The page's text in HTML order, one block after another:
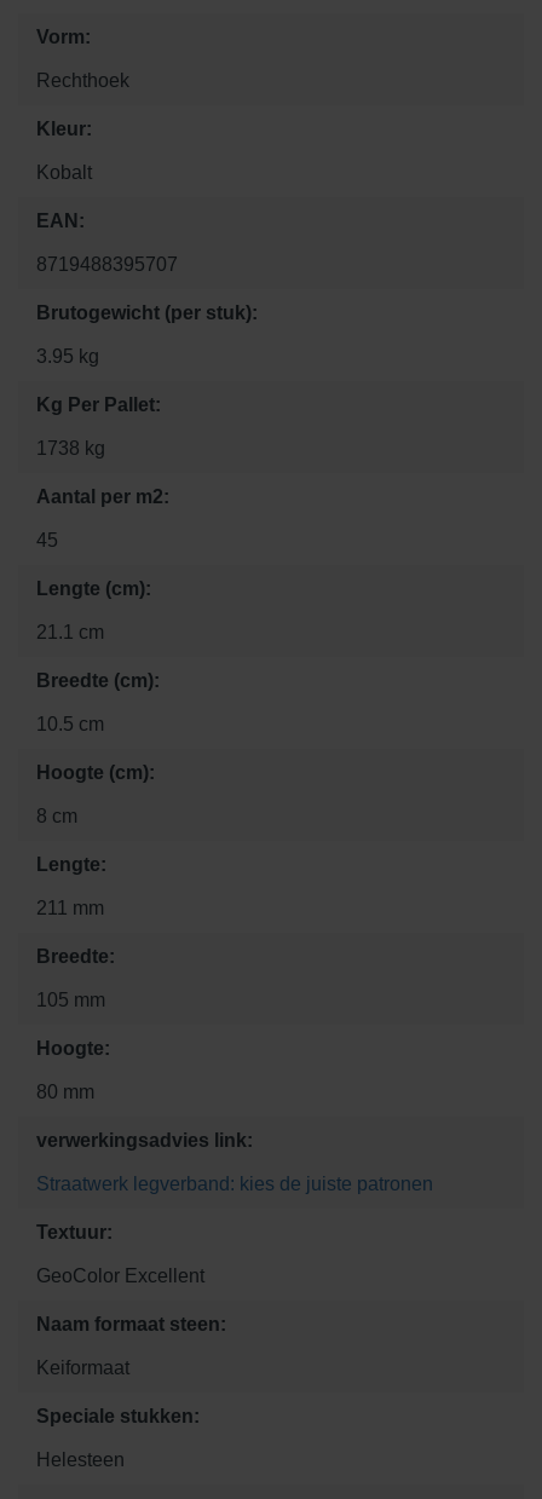
Vorm:
Rechthoek
Kleur:
Kobalt
EAN:
8719488395707
Brutogewicht (per stuk):
3.95 kg
Kg Per Pallet:
1738 kg
Aantal per m2:
45
Lengte (cm):
21.1 cm
Breedte (cm):
10.5 cm
Hoogte (cm):
8 cm
Lengte:
211 mm
Breedte:
105 mm
Hoogte:
80 mm
verwerkingsadvies link:
Straatwerk legverband: kies de juiste patronen
Textuur:
GeoColor Excellent
Naam formaat steen:
Keiformaat
Speciale stukken:
Helesteen